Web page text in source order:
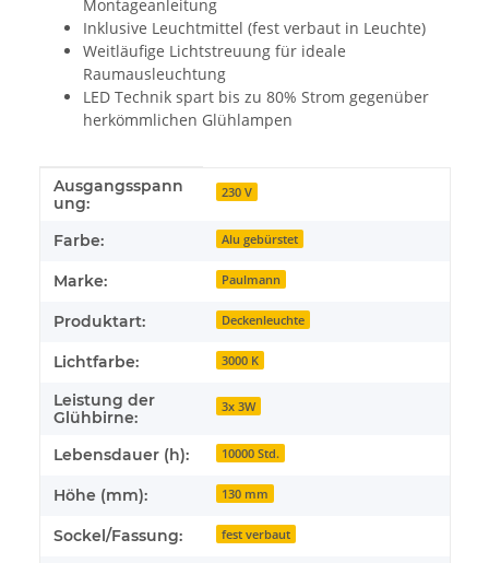
Montageanleitung
Inklusive Leuchtmittel (fest verbaut in Leuchte)
Weitläufige Lichtstreuung für ideale
Raumausleuchtung
LED Technik spart bis zu 80% Strom gegenüber
herkömmlichen Glühlampen
Produkteigenschaft
Wert
Ausgangsspann
ung:
230 V
Farbe: Alu gebürstet
Marke: Paulmann
Produktart: Deckenleuchte
Lichtfarbe: 3000 K
Leistung der
Glühbirne:
3x 3W
Lebensdauer (h): 10000 Std.
Höhe (mm): 130 mm
Sockel/Fassung: fest verbaut